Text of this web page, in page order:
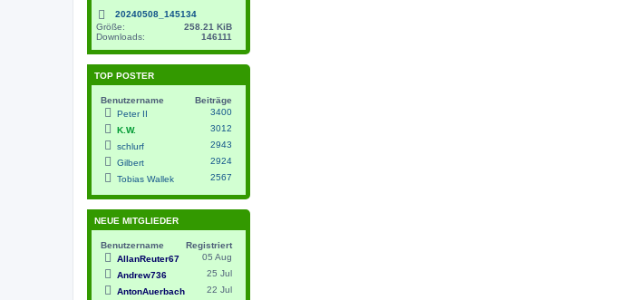
20240508_145134
Größe:
258.21 KiB
Downloads:
146111
TOP POSTER
Benutzername
Beiträge
Peter II
3400
K.W.
3012
schlurf
2943
Gilbert
2924
Tobias Wallek
2567
NEUE MITGLIEDER
Benutzername
Registriert
AllanReuter67
05 Aug
Andrew736
25 Jul
AntonAuerbach
22 Jul